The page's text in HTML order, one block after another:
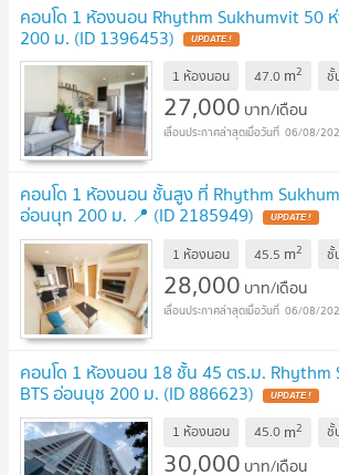
คอนโด 1 ห้องนอน Rhythm Sukhumvit 50
200 ม. (ID 1396453) UPDATE !
1 ห้องนอน 47.0 m2 ชั้
27,000 บาท/เดือน
06/08/
คอนโด 1 ห้องนอน ชั้นสูง ที่ Rhythm
อ่อนนุท 200 ม. 📍 (ID 2185949) UPDATE !
1 ห้องนอน 45.5 m2 ชั้
28,000 บาท/เดือน
06/08/
คอนโด 1 ห้องนอน 18 ชั้น 45 ตร.ม. Rhythm
BTS อ่อนนุช 200 ม. (ID 886623) UPDATE !
1 ห้องนอน 45.0 m2 ชั้
30,000 บาท/เดือน